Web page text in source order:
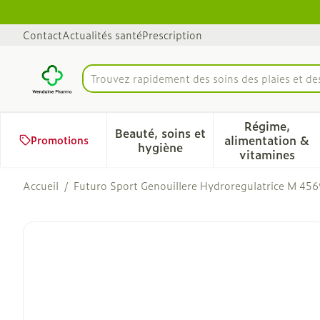
ContactActualités santéPrescription
Rechercher
Trouvez rapidement des soins des plaies et
Promotions
Beauté, soins et
hygièneAfficher le sous-menu pour
Régime,
alimentation &
vitamines
Afficher
Accueil / Futuro Sport Genouillere Hydroregulatrice M
Futuro Sport